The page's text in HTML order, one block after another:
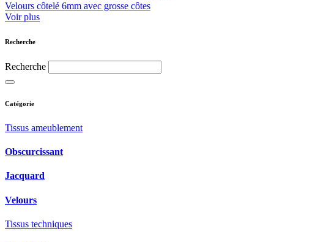
Velours côtelé 6mm avec grosse côtes
Voir plus
Recherche
Recherche
Catégorie
Tissus ameublement
Obscurcissant
Jacquard
Velours
Tissus techniques